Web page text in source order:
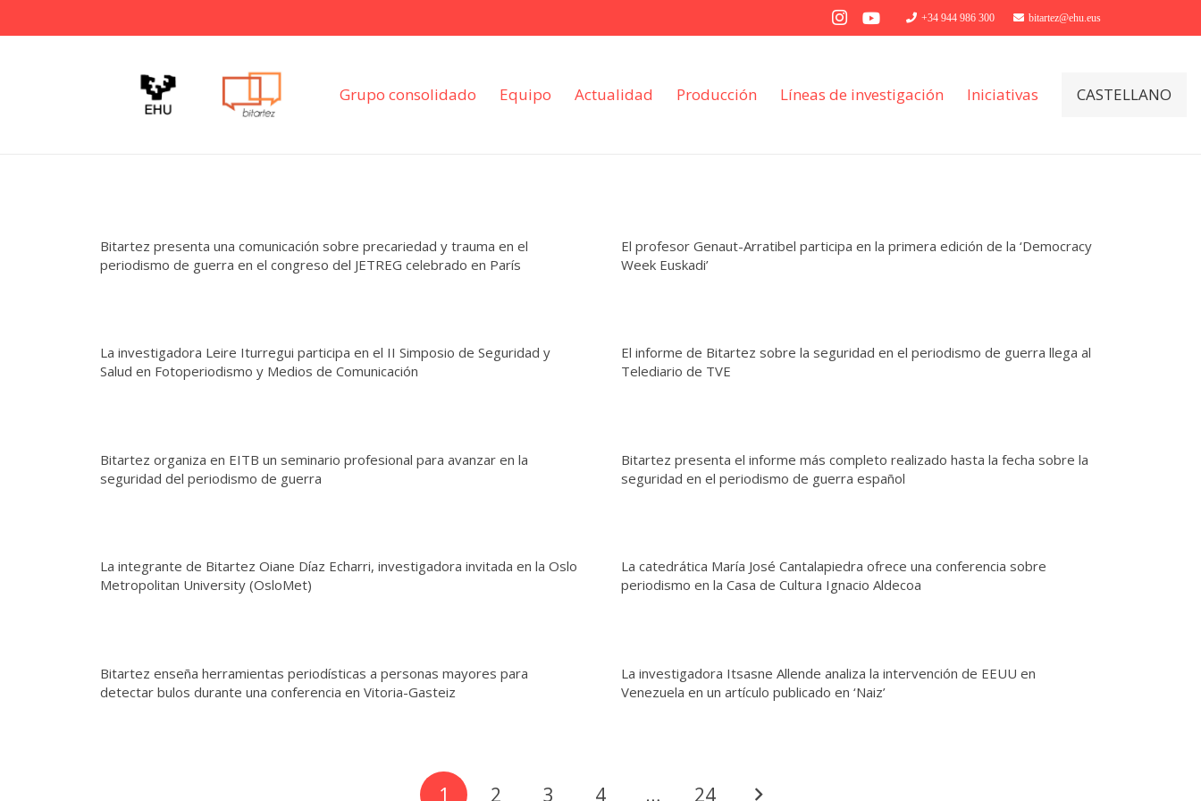
+34 944 986 300 bitartez@ehu.eus
Grupo consolidado Equipo Actualidad Producción Líneas de investigación Iniciativas CASTELLANO
Bitartez presenta una comunicación sobre precariedad y trauma en el
periodismo de guerra en el congreso del JETREG celebrado en París
El profesor Genaut-Arratibel participa en la primera edición de la ‘Democracy
Week Euskadi’
La investigadora Leire Iturregui participa en el II Simposio de Seguridad y
Salud en Fotoperiodismo y Medios de Comunicación
El informe de Bitartez sobre la seguridad en el periodismo de guerra llega al
Telediario de TVE
Bitartez organiza en EITB un seminario profesional para avanzar en la
seguridad del periodismo de guerra
Bitartez presenta el informe más completo realizado hasta la fecha sobre la
seguridad en el periodismo de guerra español
La integrante de Bitartez Oiane Díaz Echarri, investigadora invitada en la Oslo
Metropolitan University (OsloMet)
La catedrática María José Cantalapiedra ofrece una conferencia sobre
periodismo en la Casa de Cultura Ignacio Aldecoa
Bitartez enseña herramientas periodísticas a personas mayores para
detectar bulos durante una conferencia en Vitoria-Gasteiz
La investigadora Itsasne Allende analiza la intervención de EEUU en
Venezuela en un artículo publicado en ‘Naiz’
1 2 3 4 … 24